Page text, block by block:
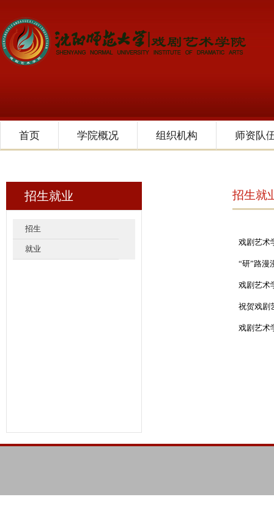
首页 学院概况 组织机构 师资队
招生就业
招生
就业
招生就
戏剧艺术
“研”路漫
戏剧艺术
祝贺戏剧
戏剧艺术